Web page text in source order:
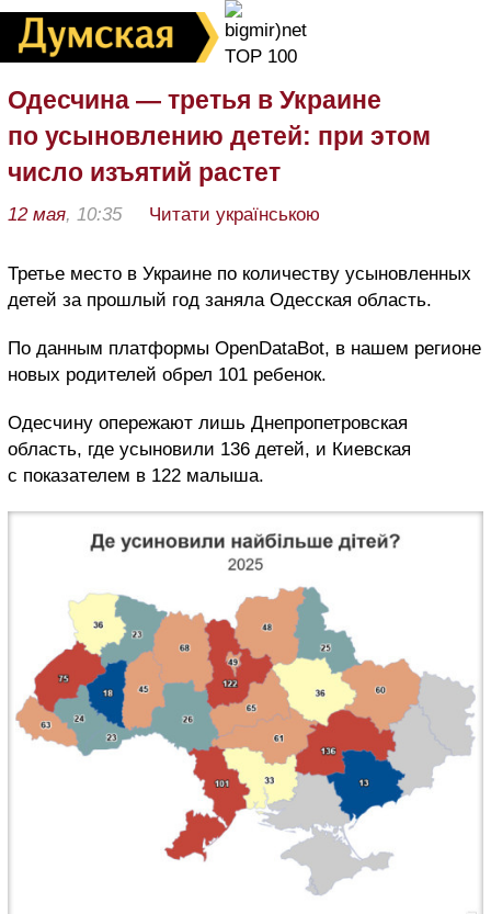
Одесчина — третья в Украине
по усыновлению детей: при этом
число изъятий растет
12 мая, 10:35 Читати українською
Третье место в Украине по количеству усыновленных
детей за прошлый год заняла Одесская область.
По данным платформы OpenDataBot, в нашем регионе
новых родителей обрел 101 ребенок.
Одесчину опережают лишь Днепропетровская
область, где усыновили 136 детей, и Киевская
с показателем в 122 малыша.